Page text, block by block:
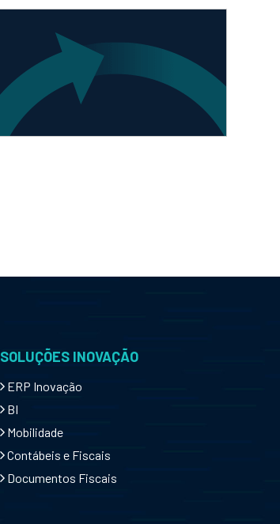
SOLUÇÕES INOVAÇÃO
ERP Inovação
BI
Mobilidade
Contábeis e Fiscais
Documentos Fiscais